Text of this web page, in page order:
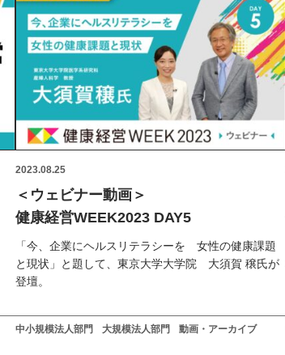
2023.08.25
＜ウェビナー動画＞
健康経営WEEK2023 DAY5
「今、企業にヘルスリテラシーを 女性の健康課題
と現状」と題して、東京大学大学院 大須賀 穣氏が
登壇。
中小規模法人部門 大規模法人部門 動画・アーカイブ